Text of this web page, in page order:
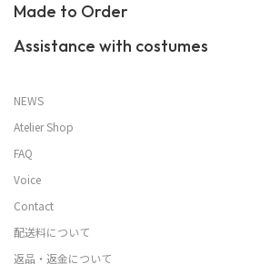
Made to Order
Assistance with costumes
NEWS
Atelier Shop
FAQ
Voice
Contact
配送料について
返品・返金について